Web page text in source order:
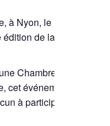
à Nyon, le 1er
de la Fête
Chambre
cet événement
à participer